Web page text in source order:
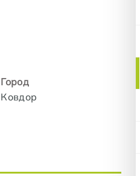
Город
Ковдор